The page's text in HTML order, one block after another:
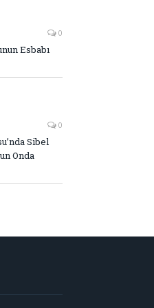
0
Esbabı
0
Sibel
Onda